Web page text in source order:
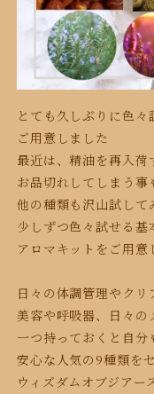
とても久しぶりに色
ご用意しました
最近は、精油を再入荷
お品切れしてしまう
他の種類も沢山試して
少しずつ色々 試せる基
アロマキットをご用意
日々の体調管理やクリ
美容や呼吸器、日々の
一つ持っておくと自分
安心な人気の9種類を
ウィズダムオブジアー